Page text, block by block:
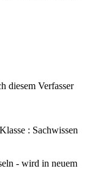
diesem Verfasser
: Sachwissen
- wird in neuem